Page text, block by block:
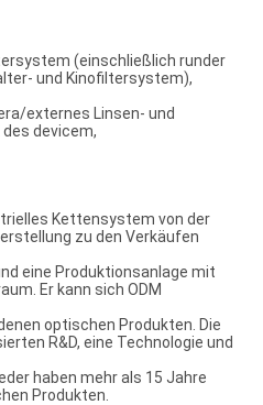
(einschließlich runder
und Kinofiltersystem),
externes Linsen- und
devicem,
Kettensystem von der
zu den Verkäufen
eine Produktionsanlage mit
Er kann sich ODM
optischen Produkten. Die
R&D, eine Technologie und
haben mehr als 15 Jahre
Produkten.